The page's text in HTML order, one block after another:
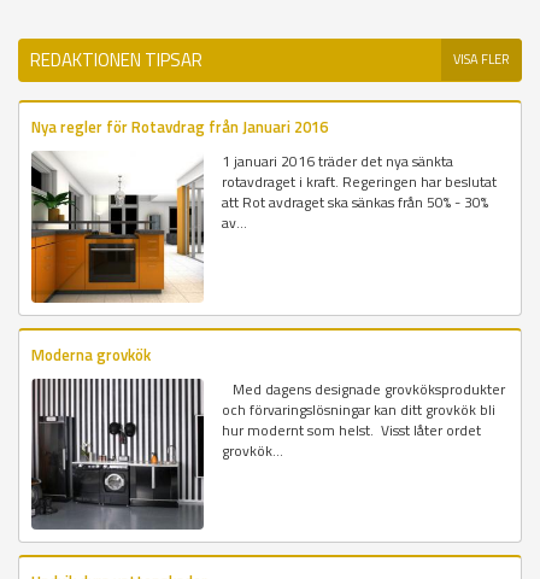
REDAKTIONEN TIPSAR VISA FLER
Nya regler för Rotavdrag från Januari 2016
1 januari 2016 träder det nya sänkta
rotavdraget i kraft. Regeringen har beslutat
att Rot avdraget ska sänkas från 50% - 30%
av...
Moderna grovkök
Med dagens designade grovköksprodukter
och förvaringslösningar kan ditt grovkök bli
hur modernt som helst. Visst låter ordet
grovkök...